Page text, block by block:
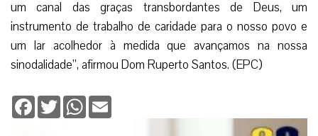
um canal das graças transbordantes de Deus, um
instrumento de trabalho de caridade para o nosso povo e
um lar acolhedor à medida que avançamos na nossa
sinodalidade”, afirmou Dom Ruperto Santos. (EPC)
Facebook
TwitterWhatsApp